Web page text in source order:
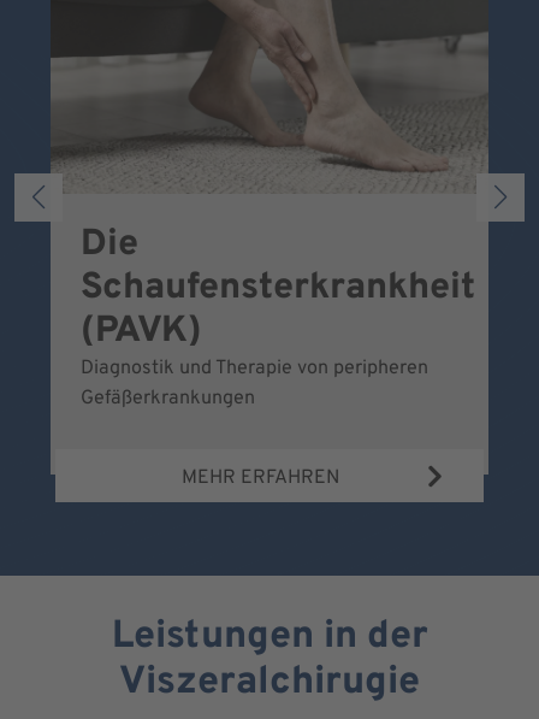
Die
Schaufensterkrankheit
(PAVK)
Diagnostik und Therapie von peripheren
Gefäßerkrankungen
MEHR ERFAHREN
Leistungen in der
Viszeralchirugie